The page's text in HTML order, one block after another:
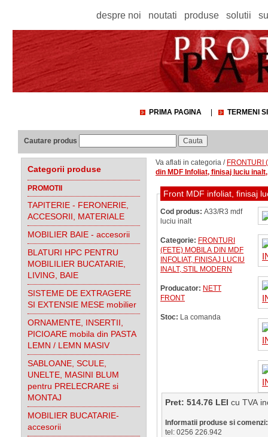
despre noi noutati produse solutii
PRIMA PAGINA TERMENI
Cautare produs
Categorii produse
PROMOTII
TAPITERIE - FERONERIE,
ACCESORII, MATERIALE
MOBILIER BAIE - accesorii
BLATURI HPC PENTRU
MOBILILIER BUCATARIE,
LIVING, BAIE
SISTEME DE EXTRAGERE
SI EXTENSIE MESE mobilier
ORNAMENTE, INSERTII,
PICIOARE mobila din PASTA
LEMN / LEMN MASIV
SABLOANE, SCULE,
UNELTE, MASINI BLUM
pentru PRELECRARE si
MONTAJ
MOBILIER BUCATARIE-
accesorii
Va aflati in categoria / FRONTURI
din MDF Infoliat, finisaj luciu
Front MDF infoliat, finisaj
Cod produs: A33/R3 mdf
luciu inalt
Categorie: FRONTURI
(FETE) MOBILA DIN MDF
INFOLIAT, FINISAJ LUCIU
INALT, STIL MODERN
Producator: NETT
FRONT
Stoc: La comanda
Pret: 514.76 LEI cu
Informatii produse si comenzi:
tel: 0256 226.942